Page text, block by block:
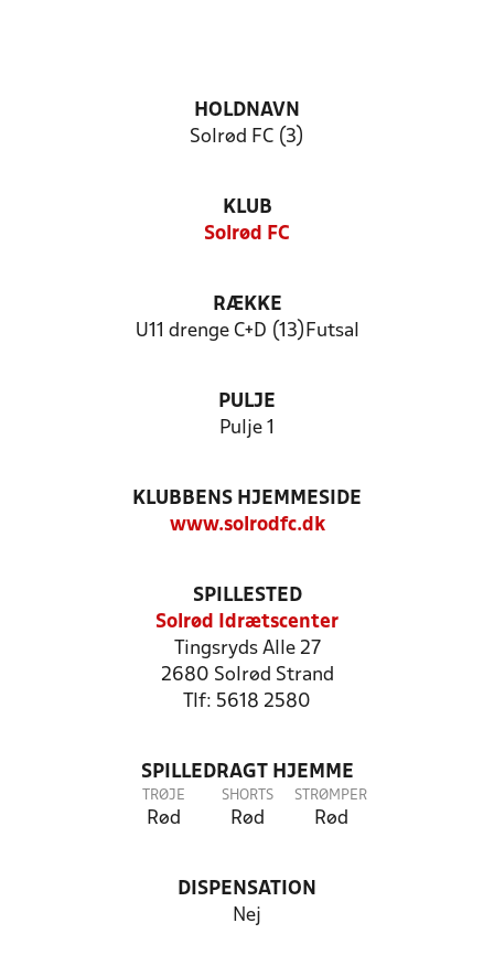
HOLDNAVN
Solrød FC (3)
KLUB
Solrød FC
RÆKKE
U11 drenge C+D (13)Futsal
PULJE
Pulje 1
KLUBBENS HJEMMESIDE
www.solrodfc.dk
SPILLESTED
Solrød Idrætscenter
Tingsryds Alle 27
2680 Solrød Strand
Tlf: 5618 2580
SPILLEDRAGT HJEMME
TRØJE
Rød
SHORTS
Rød
STRØMPER
Rød
DISPENSATION
Nej